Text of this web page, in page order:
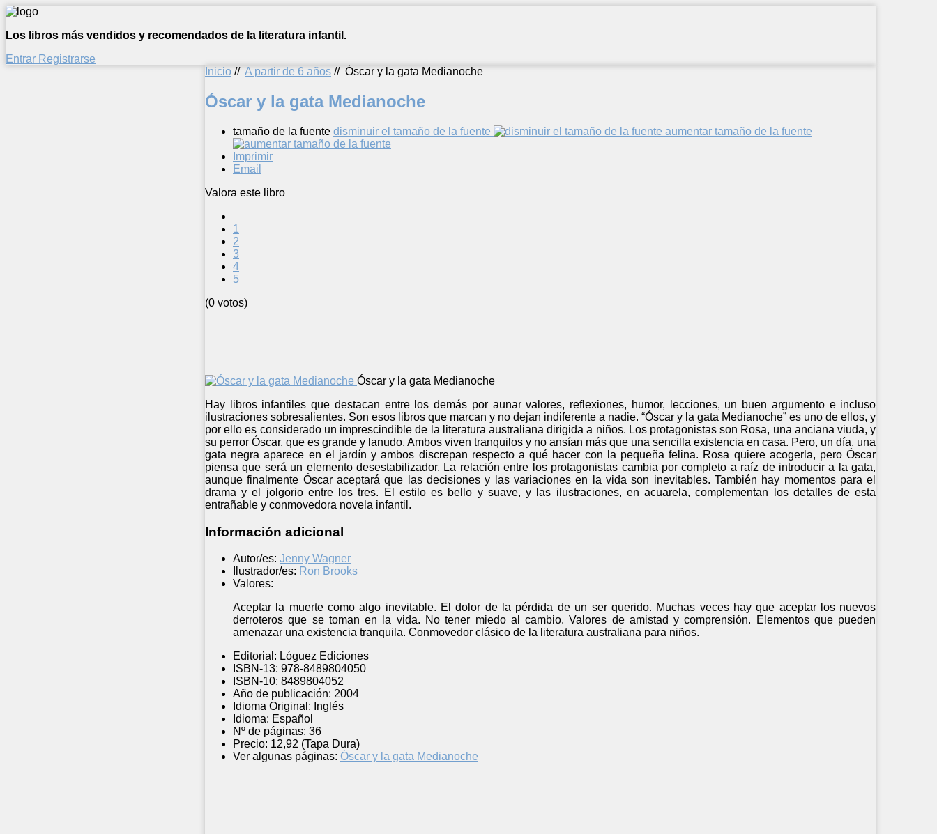
Los libros más vendidos y recomendados de la literatura infantil.
Entrar Registrarse
Inicio // A partir de 6 años // Óscar y la gata Medianoche
Óscar y la gata Medianoche
tamaño de la fuente disminuir el tamaño de la fuente aumentar tamaño de la fuente
Imprimir
Email
Valora este libro
1
2
3
4
5
(0 votos)
Óscar y la gata Medianoche
Hay libros infantiles que destacan entre los demás por aunar valores, reflexiones, humor, lecciones, un buen argumento e incluso
ilustraciones sobresalientes. Son esos libros que marcan y no dejan indiferente a nadie. “Óscar y la gata Medianoche” es uno de ellos, y
por ello es considerado un imprescindible de la literatura australiana dirigida a niños. Los protagonistas son Rosa, una anciana viuda, y
su perror Óscar, que es grande y lanudo. Ambos viven tranquilos y no ansían más que una sencilla existencia en casa. Pero, un día, una
gata negra aparece en el jardín y ambos discrepan respecto a qué hacer con la pequeña felina. Rosa quiere acogerla, pero Óscar
piensa que será un elemento desestabilizador. La relación entre los protagonistas cambia por completo a raíz de introducir a la gata,
aunque finalmente Óscar aceptará que las decisiones y las variaciones en la vida son inevitables. También hay momentos para el
drama y el jolgorio entre los tres. El estilo es bello y suave, y las ilustraciones, en acuarela, complementan los detalles de esta
entrañable y conmovedora novela infantil.
Información adicional
Autor/es: Jenny Wagner
Ilustrador/es: Ron Brooks
Valores:
Aceptar la muerte como algo inevitable. El dolor de la pérdida de un ser querido. Muchas veces hay que aceptar los nuevos
derroteros que se toman en la vida. No tener miedo al cambio. Valores de amistad y comprensión. Elementos que pueden
amenazar una existencia tranquila. Conmovedor clásico de la literatura australiana para niños.
Editorial: Lóguez Ediciones
ISBN-13: 978-8489804050
ISBN-10: 8489804052
Año de publicación: 2004
Idioma Original: Inglés
Idioma: Español
Nº de páginas: 36
Precio: 12,92 (Tapa Dura)
Ver algunas páginas: Óscar y la gata Medianoche